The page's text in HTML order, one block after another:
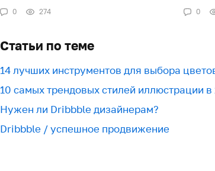
0 274 0
Статьи по теме
​​14 лучших инструментов для выбора
10 самых трендовых стилей иллюстрации в
Нужен ли Dribbble дизайнерам?
Dribbble / успешное продвижение